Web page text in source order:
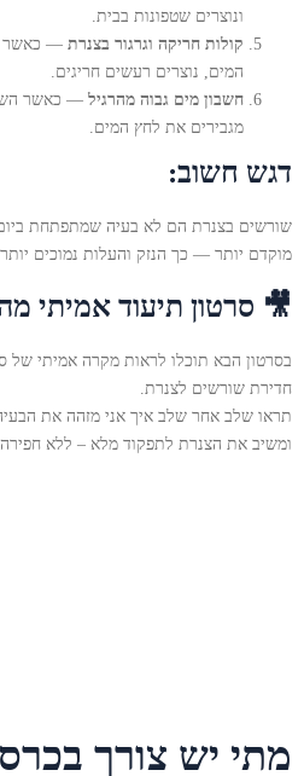
ונוצרים שטפונות בבית.
קולות חריקה וגרגור בצנרת — כאשר
המים, נוצרים רעשים חריגים.
חשבון מים גבוה מהרגיל — כאשר
מגבירים את לחץ המים.
דגש חשוב:
שורשים בצנרת הם לא בעיה שמתפתחת
מוקדם יותר — כך הנזק והעלות נמוכים יותר.
🎥 סרטון תיעוד אמיתי
בסרטון הבא תוכלו לראות מקרה אמיתי של
חדירת שורשים לצנרת.
תראו שלב אחר שלב איך אני מזהה את
ומשיב את הצנרת לתפקוד מלא – ללא
מתי יש צורך